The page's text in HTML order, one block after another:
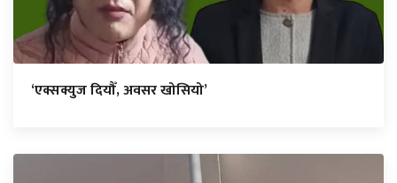
‘एक्सक्युज दियौँ, अवसर खोसियो’